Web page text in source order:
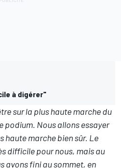
à digérer"
sur la plus haute marche du
podium. Nous allons essayer
haute marche bien sûr. Le
difficile pour nous, mais au
avons fini au sommet, en